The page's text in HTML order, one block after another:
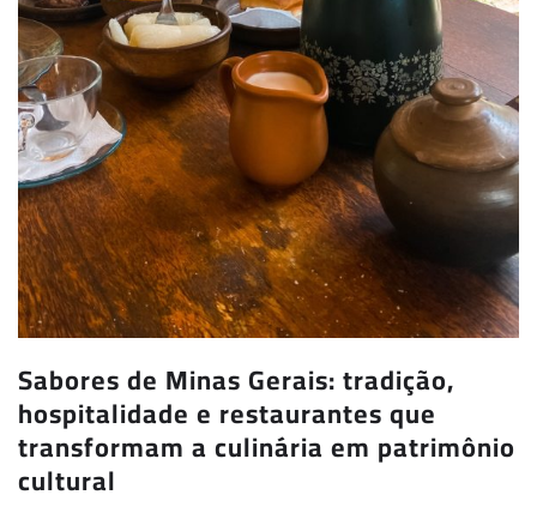
Sabores de Minas Gerais: tradição,
hospitalidade e restaurantes que
transformam a culinária em patrimônio
cultural